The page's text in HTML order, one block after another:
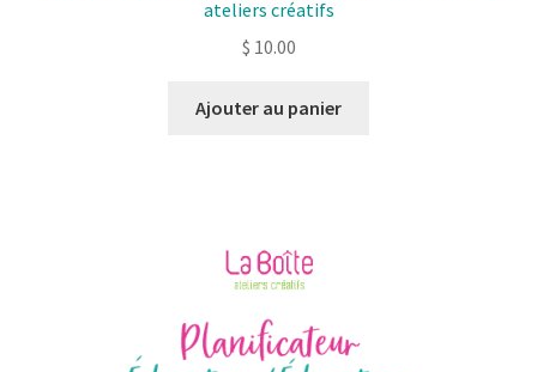
ateliers créatifs
$ 10.00
Ajouter au panier